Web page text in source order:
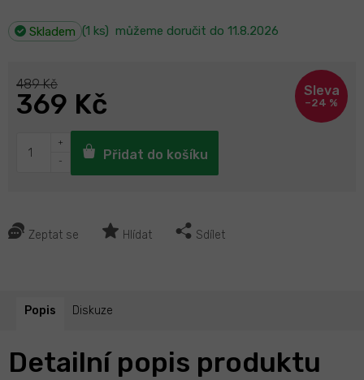
Skladem (1 ks) můžeme doručit do 11.8.2026
Zeptat se Hlídat Sdílet
489 Kč
369 Kč –24 %
Přidat do košíku
Popis Diskuze
Detailní popis produktu